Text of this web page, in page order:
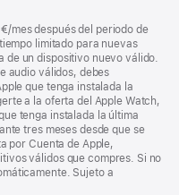
mes después del periodo de
limitado para nuevas
de un dispositivo nuevo válido.
audio válidos, debes
que tenga instalada la
a la oferta del Apple Watch,
tenga instalada la última
tres meses desde que se
por Cuenta de Apple,
válidos que compres. Si no
Sujeto a